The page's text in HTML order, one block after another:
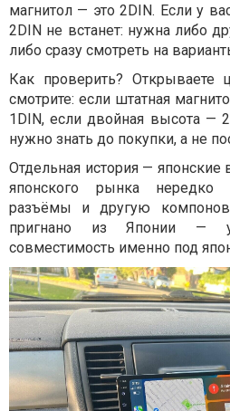
магнитол — это 2DIN. Если у
2DIN не встанет: нужна либо
либо сразу смотреть на
Как проверить? Открываете
смотрите: если штатная
1DIN, если двойная высота —
нужно знать до покупки, а не
Отдельная история —
японского рынка нередко
разъёмы и другую
пригнано из Японии —
совместимость именно под